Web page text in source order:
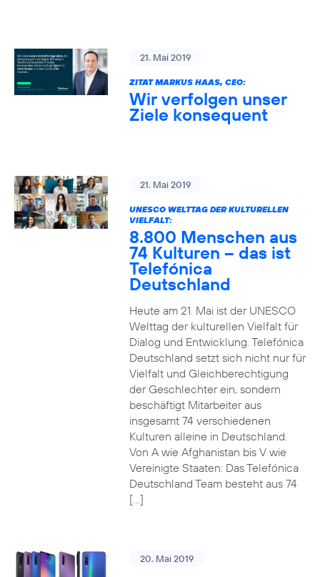
21. Mai 2019
ZITAT MARKUS HAAS, CEO:
Wir verfolgen unser
Ziele konsequent
21. Mai 2019
UNESCO WELTTAG DER KULTURELLEN
VIELFALT:
8.800 Menschen aus
74 Kulturen – das ist
Telefónica
Deutschland
Heute am 21. Mai ist der UNESCO
Welttag der kulturellen Vielfalt für
Dialog und Entwicklung. Telefónica
Deutschland setzt sich nicht nur für
Vielfalt und Gleichberechtigung
der Geschlechter ein, sondern
beschäftigt Mitarbeiter aus
insgesamt 74 verschiedenen
Kulturen alleine in Deutschland.
Von A wie Afghanistan bis V wie
Vereinigte Staaten: Das Telefónica
Deutschland Team besteht aus 74
[…]
20. Mai 2019